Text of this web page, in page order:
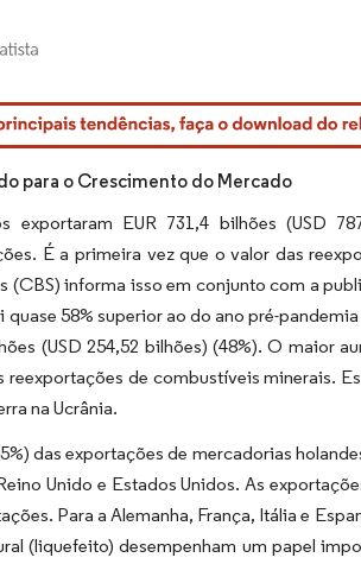
requer atribuição conforme CC BY 4.0.
para o Crescimento do Mercado
exportaram EUR 731,4 bilhões (USD
É a primeira vez que o valor das
(CBS) informa isso em conjunto com a
58% superior ao do ano pré-
(USD 254,52 bilhões) (48%). O maior
reexportações de combustíveis minerais.
na Ucrânia.
das exportações de mercadorias
Unido e Estados Unidos. As
Para a Alemanha, França, Itália e
(liquefeito) desempenham um papel